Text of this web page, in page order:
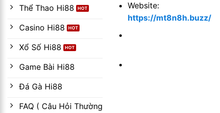
Thể Thao Hi88
Casino Hi88
Xổ Số Hi88
Game Bài Hi88
Đá Gà Hi88
FAQ ( Câu Hỏi Thường
Website:
https://mt8n8h.buzz/